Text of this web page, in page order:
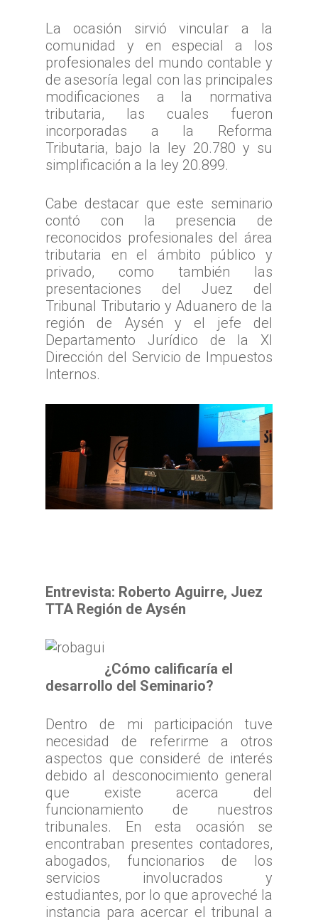
La ocasión sirvió vincular a la
comunidad y en especial a los
profesionales del mundo contable y
de asesoría legal con las principales
modificaciones a la normativa
tributaria, las cuales fueron
incorporadas a la Reforma
Tributaria, bajo la ley 20.780 y su
simplificación a la ley 20.899.
Cabe destacar que este seminario
contó con la presencia de
reconocidos profesionales del área
tributaria en el ámbito público y
privado, como también las
presentaciones del Juez del
Tribunal Tributario y Aduanero de la
región de Aysén y el jefe del
Departamento Jurídico de la XI
Dirección del Servicio de Impuestos
Internos.
Entrevista: Roberto Aguirre, Juez
TTA Región de Aysén
¿Cómo calificaría el
desarrollo del Seminario?
Dentro de mi participación tuve
necesidad de referirme a otros
aspectos que consideré de interés
debido al desconocimiento general
que existe acerca del
funcionamiento de nuestros
tribunales. En esta ocasión se
encontraban presentes contadores,
abogados, funcionarios de los
servicios involucrados y
estudiantes, por lo que aproveché la
instancia para acercar el tribunal a
Inicio
TTA
Qué es TTA
Estadísticas TTA
TTA Transparente
Qué y cómo
Qué reclamar
Actividad TTA